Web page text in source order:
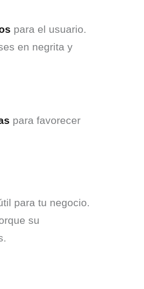
para el usuario.
en negrita y
para favorecer
para tu negocio.
su